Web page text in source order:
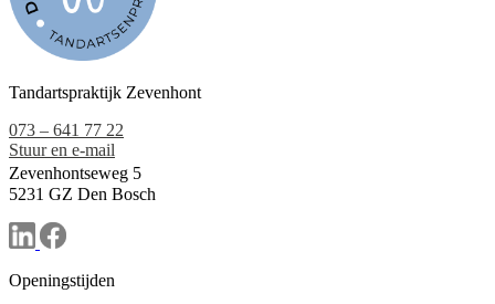
Tandartspraktijk Zevenhont
073 – 641 77 22
Stuur en e-mail
Zevenhontseweg 5
5231 GZ Den Bosch
Openingstijden